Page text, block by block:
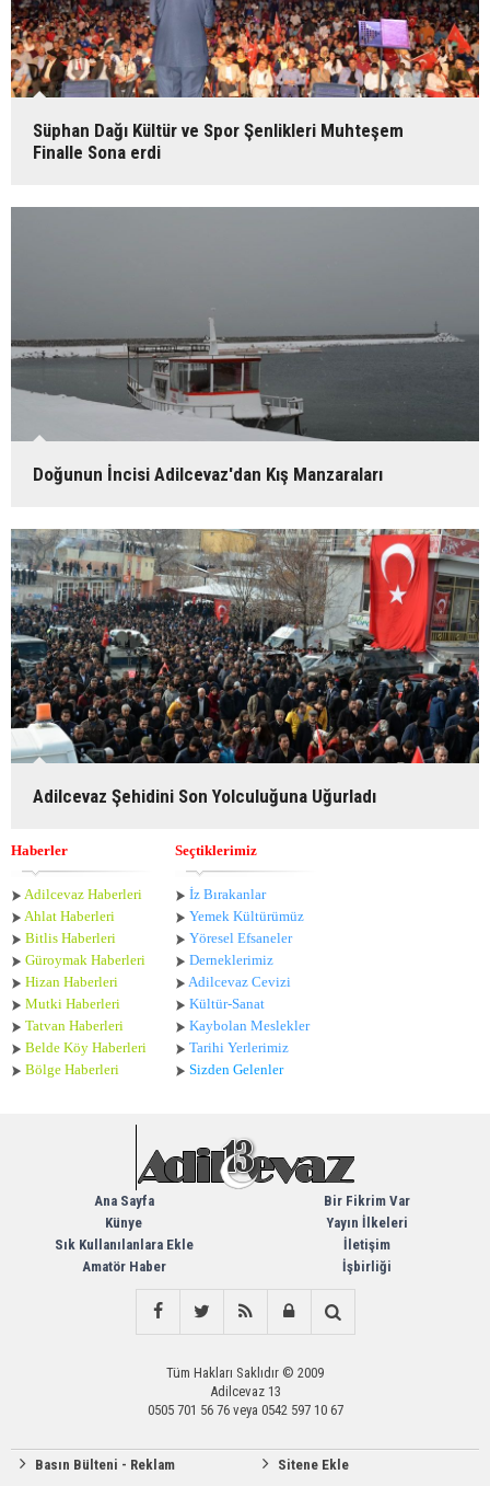
Süphan Dağı Kültür ve Spor Şenlikleri Muhteşem
Finalle Sona erdi
Doğunun İncisi Adilcevaz'dan Kış Manzaraları
Adilcevaz Şehidini Son Yolculuğuna Uğurladı
Haberler
Adilcevaz Haberleri
Ahlat Haberleri
Bitlis Haberleri
Güroymak Haberleri
Hizan Haberleri
Mutki Haberleri
Tatvan Haberleri
Belde Köy Haberleri
Bölge Haberleri
Seçtiklerimiz
İz Bırakanlar
Yemek Kültürümüz
Yöresel Efsaneler
Derneklerimiz
Adilcevaz Cevizi
Kültür-Sanat
Kaybolan Meslekler
Tarihi Yerlerimiz
Sizden Gelenler
Ana Sayfa
Künye
Sık Kullanılanlara Ekle
Amatör Haber
Bir Fikrim Var
Yayın İlkeleri
İletişim
İşbirliği
Tüm Hakları Saklıdır © 2009
Adilcevaz 13
0505 701 56 76 veya 0542 597 10 67
Basın Bülteni - Reklam
Sitene Ekle